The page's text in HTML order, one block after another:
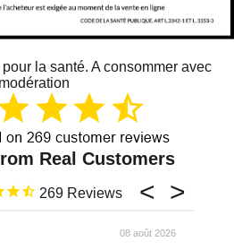
la santé. A consommer avec
modération
269
08 août 2026